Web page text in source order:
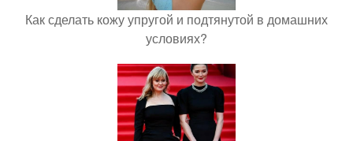
Как сделать кожу упругой и подтянутой в домашних
условиях?